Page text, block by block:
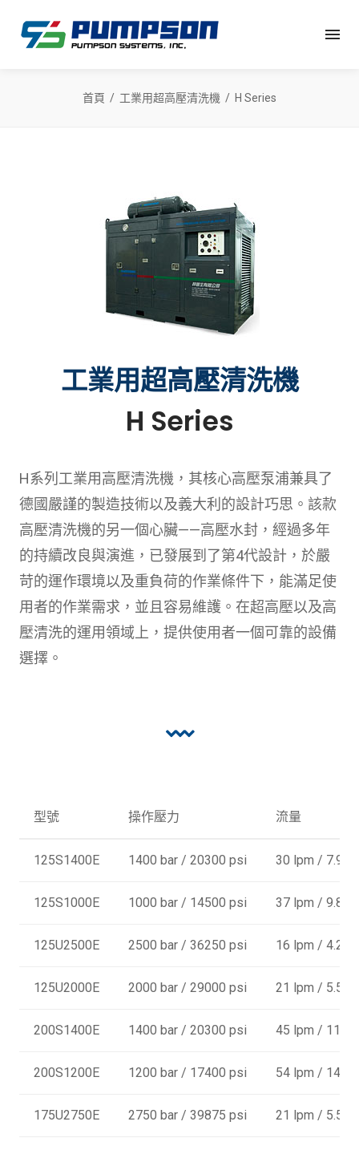
首頁 工業用超高壓清洗機 H Series
工業用超高壓清洗機
H Series
H系列工業用高壓清洗機，其核心高壓泵浦兼具了
德國嚴謹的製造技術以及義大利的設計巧思。該款
高壓清洗機的另一個心臟——高壓水封，經過多年
的持續改良與演進，已發展到了第4代設計，於嚴
苛的運作環境以及重負荷的作業條件下，能滿足使
用者的作業需求，並且容易維護。在超高壓以及高
壓清洗的運用領域上，提供使用者一個可靠的設備
選擇。
型號 操作壓力 流量
125S1400E 1400 bar / 20300 psi 30 lpm / 7.9
125S1000E 1000 bar / 14500 psi 37 lpm / 9.8
125U2500E 2500 bar / 36250 psi 16 lpm / 4.2
125U2000E 2000 bar / 29000 psi 21 lpm / 5.5
200S1400E 1400 bar / 20300 psi 45 lpm / 11.9
200S1200E 1200 bar / 17400 psi 54 lpm / 14.3
175U2750E 2750 bar / 39875 psi 21 lpm / 5.5